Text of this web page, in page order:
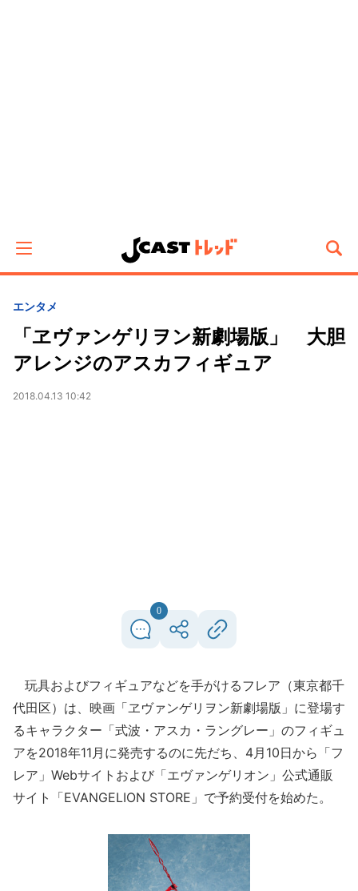
エンタメ
「ヱヴァンゲリヲン新劇場版」 大胆
アレンジのアスカフィギュア
2018.04.13 10:42
0
玩具およびフィギュアなどを手がけるフレア（東京都千
代田区）は、映画「ヱヴァンゲリヲン新劇場版」に登場す
るキャラクター「式波・アスカ・ラングレー」のフィギュ
アを2018年11月に発売するのに先だち、4月10日から「フ
レア」Webサイトおよび「エヴァンゲリオン」公式通販
サイト「EVANGELION STORE」で予約受付を始めた。